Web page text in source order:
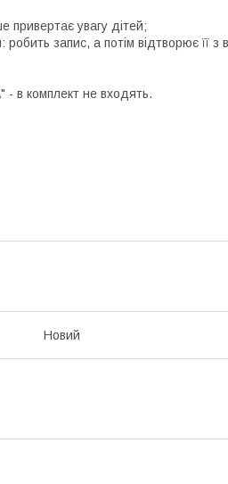
привертає увагу дітей;
запис, а потім відтворює її з
в комплект не входять.
Новий